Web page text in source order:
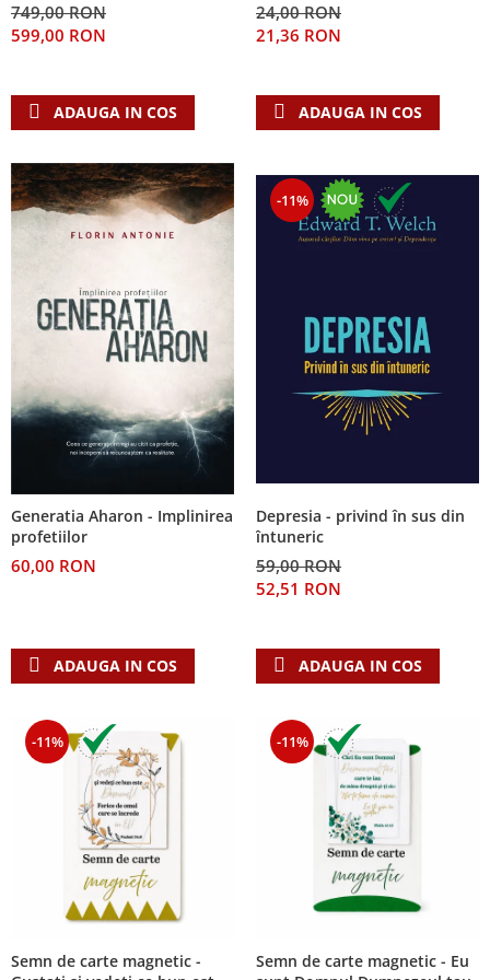
Teologie
Dogmatica
Misiune
Viata crestina
Contemporaneitate
Diverse
Lupta Spirituala
Schimbarea caracterului
Suferinta
Viata din belsug
Viata de zi cu zi
Despre afaceri
Dezvoltare personala
749,00 RON
599,00 RON
ADAUGA IN COS
24,00 RON
21,36 RON
ADAUGA IN COS
Generatia Aharon - Implinirea
profetiilor
60,00 RON
ADAUGA IN COS
-11%
Depresia - privind în sus din
întuneric
59,00 RON
52,51 RON
ADAUGA IN COS
-11%
Semn de carte magnetic -
-11%
Semn de carte magnetic - Eu